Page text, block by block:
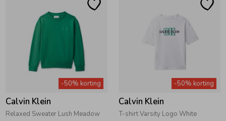
-50% korting
Calvin Klein
Relaxed Sweater Lush Meadow
-50% korting
Calvin Klein
T-shirt Varsity Logo White